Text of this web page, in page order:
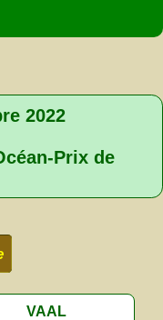
2022
Prix de
VAAL